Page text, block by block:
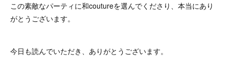
この素敵なパーティに和coutureを選んでくださり、本当にあり
がとうございます。
今日も読んでいただき、ありがとうございます。